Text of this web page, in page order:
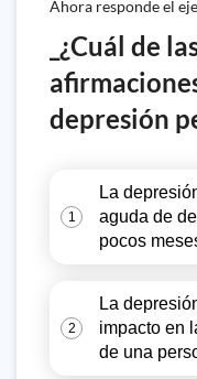
Ahora responde el
_¿Cuál de
depresión
1
La
aguda de
pocos
2
La
impacto en
de una